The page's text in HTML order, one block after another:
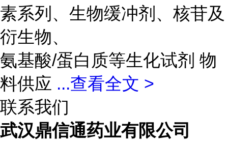
素系列、生物缓冲剂、核苷及
衍生物、
氨基酸/蛋白质等生化试剂 物
料供应 ...查看全文 >
联系我们
武汉鼎信通药业有限公司